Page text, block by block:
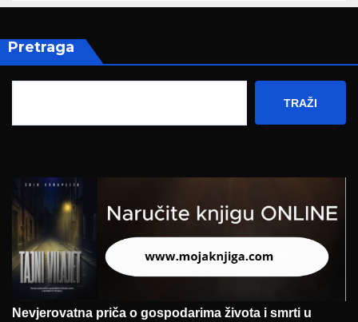
Pretraga
TRAŽI
Nevjerovatna priča o gospodarima života i smrti u